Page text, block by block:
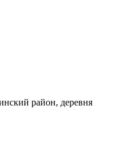
район, деревня